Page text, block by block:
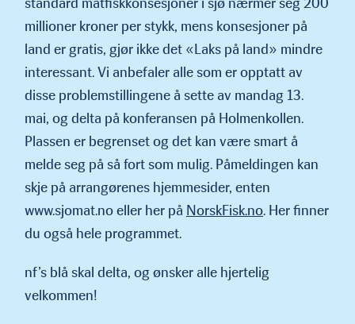
millioner kroner per stykk, mens konsesjoner på
land er gratis, gjør ikke det «Laks på land» mindre
interessant. Vi anbe­faler alle som er opptatt av
disse problemstillingene å sette av mandag 13.
mai, og delta på konferansen på Holmenkollen.
Plassen er begrenset og det kan være smart å
melde seg på så fort som mulig. Påmeldingen kan
skje på arrangørenes hjemmesider, enten
www.sjomat.no eller her på NorskFisk.no. Her finner
du også hele programmet.
nf’s blå skal delta, og ønsker alle hjertelig
velkommen!